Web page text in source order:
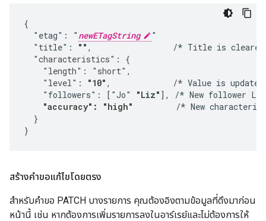
{
  "etag": "
newETagString
"
  "title":
"" ,                 /* Title is cleared;
  "characteristics": {
    "length": "short",
    "level":
"10" ,             /* Value is
    "followers": ["Jo"
"Liz" ], /* New follower
"accuracy": "high"
         /*
New
  }
}
สร้างคำขอแก้ไขโดยตรง
สำหรับคำขอ PATCH บางรายการ คุณต้องอิงตามข้อมูลที่ดึงมาก่อน
หน้านี้ เช่น หากต้องการเพิ่มรายการลงในอาร์เรย์และไม่ต้องการให้